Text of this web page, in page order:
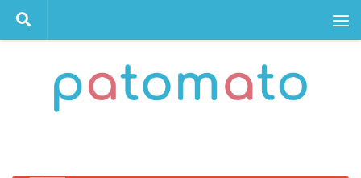
コンテンツへスキップ